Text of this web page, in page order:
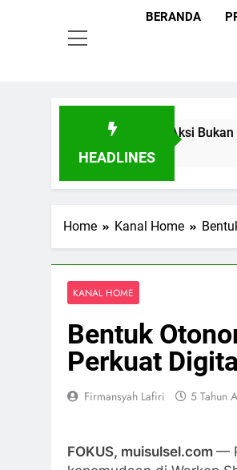
BERANDA
HEADLINES
Lewat Aksi Bukan Seremoni
Home Kanal Home
KANAL HOME
Bentuk
Perkuat
Firmansyah Lafiri 5 Tahun
FOKUS, muisulsel.com —